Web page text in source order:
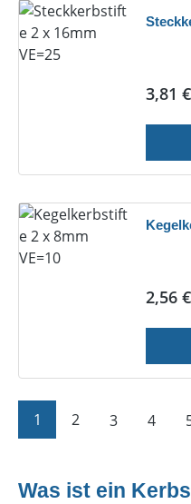
3,81
2,56
Seite
1 Seite
2 Seite
3 Seite
4
Was ist ein